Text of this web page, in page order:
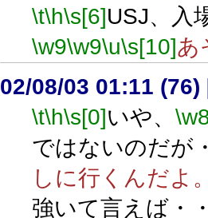
\t\h\s[6]USJ、入
\w9\w9\u\s[10]あ
02/08/03 01:11 (76)
\t\h\s[0]いや、
ではないのだが
しに行くんだよ
強いて言えば・